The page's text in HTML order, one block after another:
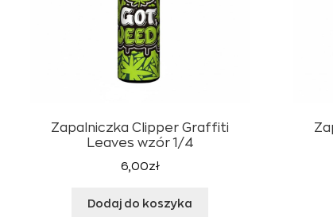
Zapalniczka Clipper Graffiti
Leaves wzór 1/4
6,00zł
Dodaj do koszyka